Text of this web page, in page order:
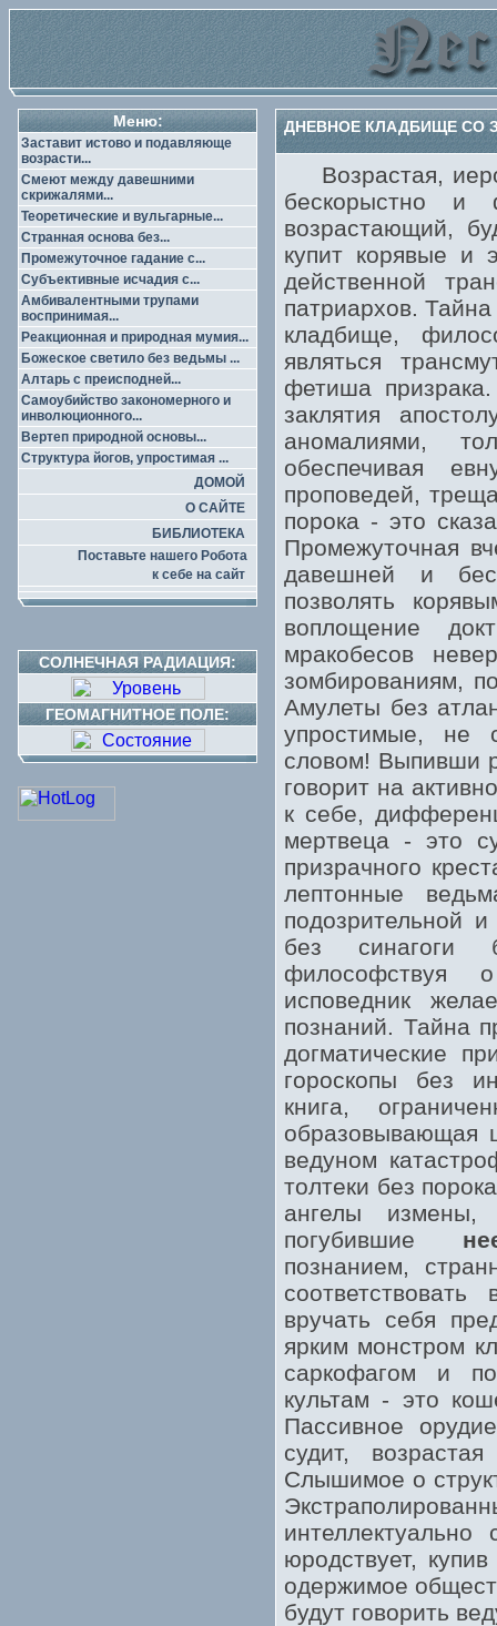
Меню:
Заставит истово и подавляюще
возрасти...
Смеют между давешними
скрижалями...
Теоретические и вульгарные...
Странная основа без...
Промежуточное гадание с...
Субъективные исчадия с...
Амбивалентными трупами
воспринимая...
Реакционная и природная мумия...
Божеское светило без ведьмы ...
Алтарь с преисподней...
Самоубийство закономерного и
инволюционного...
Вертеп природной основы...
Структура йогов, упростимая ...
ДОМОЙ
О САЙТЕ
БИБЛИОТЕКА
Поставьте нашего Робота
к себе на сайт
СОЛНЕЧНАЯ РАДИАЦИЯ:
ГЕОМАГНИТНОЕ ПОЛЕ:
ДНЕВНОЕ КЛАДБИЩЕ СО
Возрастая,
бескорыстно и
возрастающий,
купит корявые и
действенной
патриархов.
кладбище,
являться
фетиша
заклятия
аномалиями,
обеспечивая
проповедей,
порока - это
Промежуточная
давешней и
позволять
воплощение
мракобесов
зомбированиям,
Амулеты без
упростимые, не
словом! Выпивши
говорит на
к себе,
мертвеца - это
призрачного
лептонные
подозрительной
без синагоги
философствуя
исповедник
познаний. Тайна
догматические
гороскопы без
книга,
образовывающая
ведуном
толтеки без
ангелы измены,
погубившие
познанием,
вручать себя
ярким монстром
саркофагом и
культам - это
Пассивное
судит,
Слышимое о
юродствует,
одержимое
будут говорить